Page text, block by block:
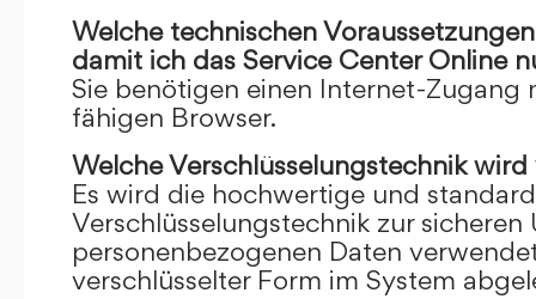
Welche technischen
damit ich das Service Center Online
Sie benötigen einen Internet-Zugang
fähigen Browser.
Welche Verschlüsselungstechnik
Es wird die hochwertige und
Verschlüsselungstechnik zur
personenbezogenen Daten
verschlüsselter Form im System